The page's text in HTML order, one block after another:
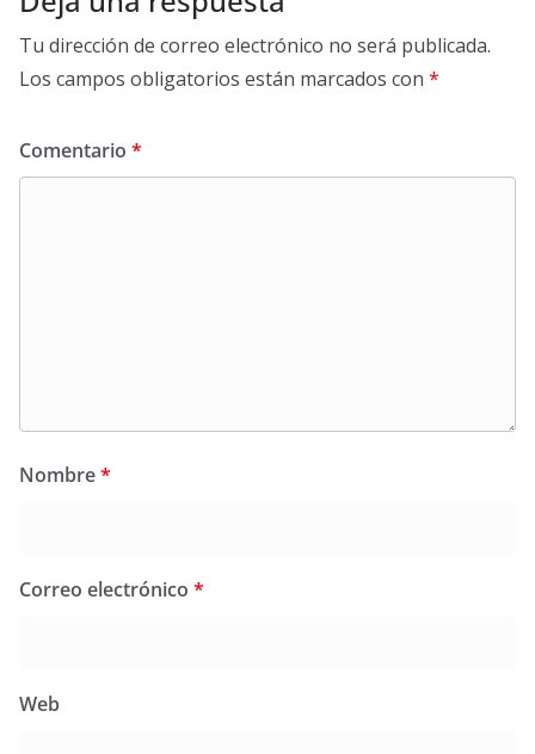
Tu dirección de correo electrónico no será publicada.
Los campos obligatorios están marcados con *
Comentario *
Nombre*
Correo electrónico *
Web